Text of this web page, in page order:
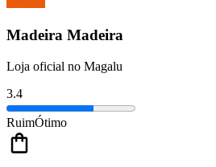
Madeira Madeira
Loja oficial no Magalu
3.4
RuimÓtimo